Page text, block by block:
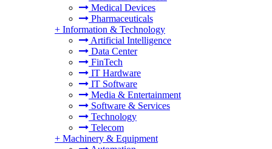
Medical Devices
Pharmaceuticals
+ Information & Technology
Artificial Intelligence
Data Center
FinTech
IT Hardware
IT Software
Media & Entertainment
Software & Services
Technology
Telecom
+ Machinery & Equipment